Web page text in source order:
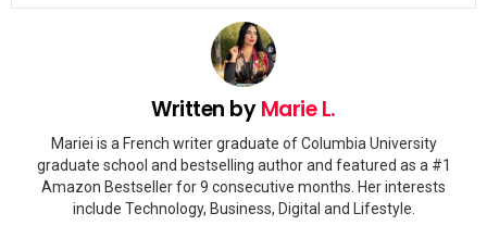
Written byMarie L.
Mariei is a French writer graduate of Columbia University
graduate school and bestselling author and featured as a #1
Amazon Bestseller for 9 consecutive months. Her interests
include Technology, Business, Digital and Lifestyle.